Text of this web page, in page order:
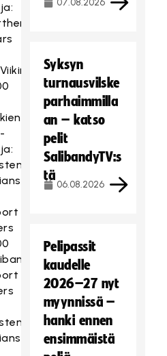
07.08.2026
Syksyn
turnausvilske
parhaimmilla
an – katso
pelit
SalibandyTV:s
tä
06.08.2026
Pelipassit
kaudelle
2026–27 nyt
myynnissä –
hanki ennen
ensimmäistä